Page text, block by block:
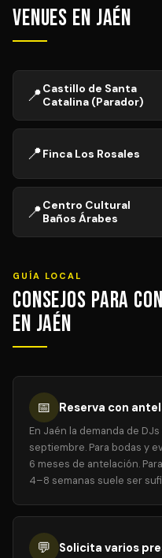
Venues en Jaén
📍Castillo de Santa
Catalina (Parador)
📍Finca Los Rosales
📍Centro Cultural
Baños Árabes
GUÍA LOCAL
Consejos para
en Jaén
📅 Reserva con
En Jaén la demanda de
septiembre. Para bodas y
6 meses de antelación.
4–8 semanas suele ser
💬 Solicita varios